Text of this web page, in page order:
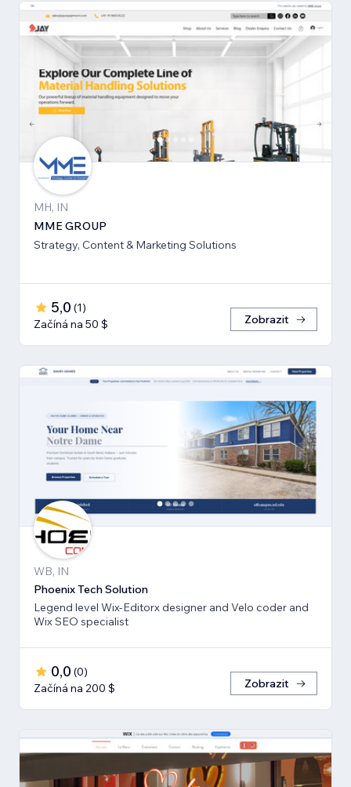
MH, IN
MME GROUP
Strategy, Content & Marketing Solutions
5,0 (1)
Začíná na 50 $
Zobrazit
WB, IN
Phoenix Tech Solution
Legend level Wix-Editorx designer and Velo coder and
Wix SEO specialist
0,0 (0)
Začíná na 200 $
Zobrazit